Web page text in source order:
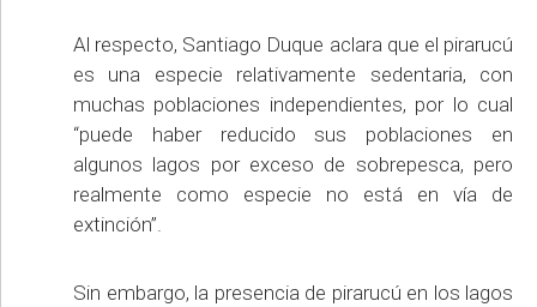
Al respecto, Santiago Duque aclara que el pirarucú
es una especie relativamente sedentaria, con
muchas poblaciones independientes, por lo cual
“puede haber reducido sus poblaciones en
algunos lagos por exceso de sobrepesca, pero
realmente como especie no está en vía de
extinción”.
Sin embargo, la presencia de pirarucú en los lagos